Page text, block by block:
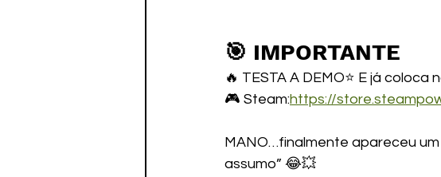
🎯 IMPORTANTE
🔥 TESTA A DEMO⭐ E já coloca
🎮 Steam:https://
MANO…finalmente apareceu
assumo” 😂💥